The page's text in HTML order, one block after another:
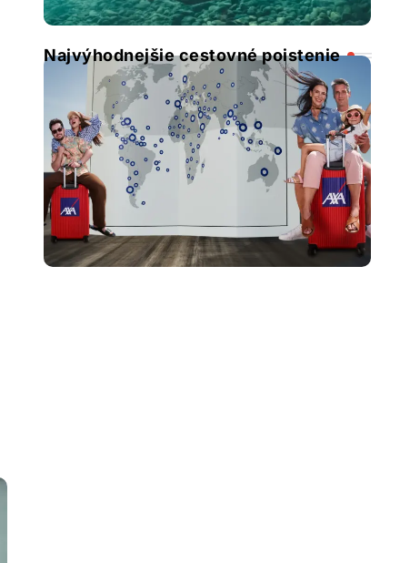
Najvýhodnejšie cestovné poistenie